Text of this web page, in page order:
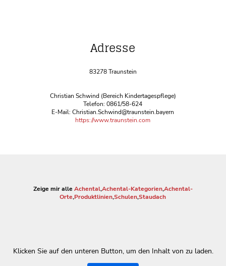
Adresse
83278 Traunstein
Christian Schwind (Bereich Kindertagespflege)
Telefon: 0861/58-624
E-Mail: Christian.Schwind@traunstein.bayern
https://www.traunstein.com
Zeige mir alle Achental,Achental-Kategorien,Achental-
Orte,Produktlinien,Schulen,Staudach
Klicken Sie auf den unteren Button, um den Inhalt von zu laden.